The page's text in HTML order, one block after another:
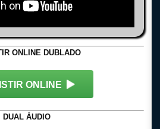
ONLINE DUBLADO
ONLINE
DUAL ÁUDIO